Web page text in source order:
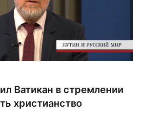
Ватикан в стремлении
христианство